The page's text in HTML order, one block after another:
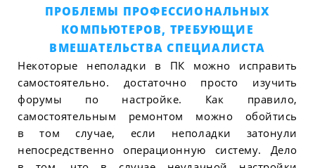
ПРОБЛЕМЫ ПРОФЕССИОНАЛЬНЫХ
КОМПЬЮТЕРОВ, ТРЕБУЮЩИЕ
ВМЕШАТЕЛЬСТВА СПЕЦИАЛИСТА
Некоторые неполадки в ПК можно исправить
самостоятельно. достаточно просто изучить
форумы по настройке. Как правило,
самостоятельным ремонтом можно обойтись
в том случае, если неполадки затонули
непосредственно операционную систему. Дело